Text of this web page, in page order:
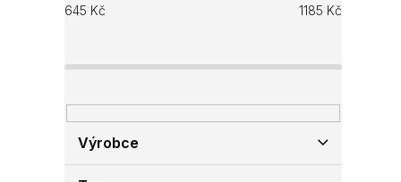
a
n
í
a
645 Kč 1185 Kč
Výrobce